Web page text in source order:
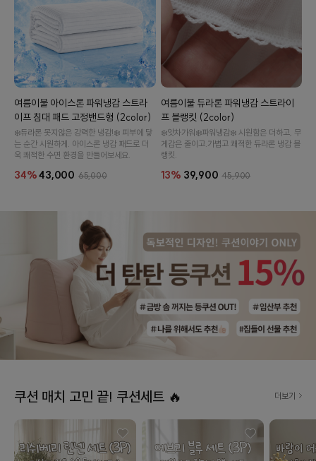
여름이불 아이스론 파워냉감 스트라
이프 침대 패드 고정밴드형 (2color)
❄️듀라론 못지않은 강력한 냉감!❄️ 피부에 닿
는 순간 시원하게. 아이스론 냉감 패드로 더
욱 쾌적한 수면 환경을 만들어보세요.
34%43,000 65,000
여름이불 듀라론 파워냉감 스트라이
프 블랭킷 (2color)
❄️앗차가워❄️파워냉감❄️ 시원함은 더하고, 무
게감은 줄이고.가볍고 쾌적한 듀라론 냉감 블
랭킷.
13% 39,900 45,900
쿠션 매치 고민 끝! 쿠션세트 🔥 더보기